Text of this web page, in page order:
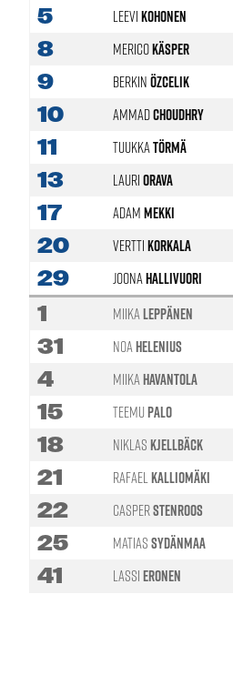
5 LeeviKohonen
8 MericoKäsper
9 BerkinÖzcelik
10 AmmadChoudhry
11 TuukkaTörmä
13 LauriOrava
17 AdamMekki
20 VerttiKorkala
29 JoonaHallivuori
1 MiikaLeppänen
31 NoaHelenius
4 MiikaHavantola
15 TeemuPalo
18 NiklasKjellbäck
21 RafaelKalliomäki
22 CasperStenroos
25 MatiasSydänmaa
41 LassiEronen